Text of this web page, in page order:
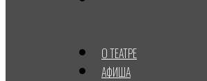
О ТЕАТРЕ
АФИША